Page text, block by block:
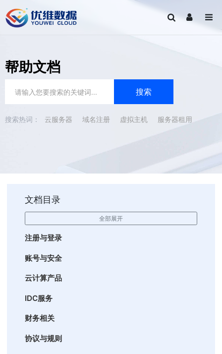
帮助文档
云服务器 域名注册 虚拟主机 服务器租用
文档目录
全部展开
注册与登录
账号与安全
云计算产品
IDC服务
财务相关
协议与规则